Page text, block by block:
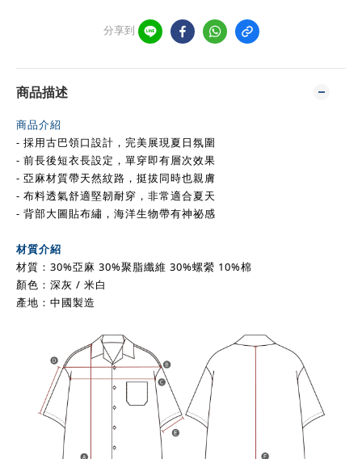
分享到
商品描述
商品介紹
- 採用古巴領口設計， 完美展現夏日氛圍
- 前長後短衣長設定，單穿即有層次效果
- 亞麻材質帶天然紋路，挺拔同時也親膚
- 布料透氣舒適堅韌耐穿，非常適合夏天
- 背部大圖貼布繡，海洋生物帶有神祕感
材質介紹
材質：30%亞麻 30%聚脂纖維 30%螺縈 10%棉
顏色： 深灰 / 米白
產地：中國製造